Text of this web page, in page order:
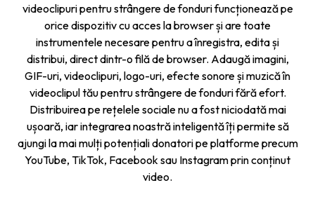
videoclipuri pentru strângere de fonduri funcționează pe
orice dispozitiv cu acces la browser și are toate
instrumentele necesare pentru a înregistra, edita și
distribui, direct dintr-o filă de browser. Adaugă imagini,
GIF-uri, videoclipuri, logo-uri, efecte sonore și muzică în
videoclipul tău pentru strângere de fonduri fără efort.
Distribuirea pe rețelele sociale nu a fost niciodată mai
ușoară, iar integrarea noastră inteligentă îți permite să
ajungi la mai mulți potențiali donatori pe platforme precum
YouTube, TikTok, Facebook sau Instagram prin conținut
video.